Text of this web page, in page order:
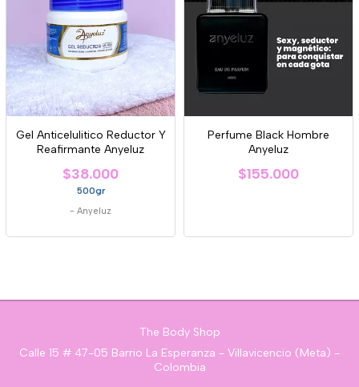
Gel Anticelulitico Reductor Y
Reafirmante Anyeluz
$38.000
500gr
- Anyeluz
Perfume Black Hombre
Anyeluz
$155.000
The Body Shop
Calle 15 # 47-05 Barrio La Esperanza - Villavicencio (Meta) -
Colombia